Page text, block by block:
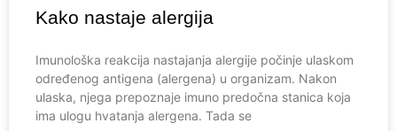
Kako nastaje alergija
Imunološka reakcija nastajanja alergije počinje ulaskom
određenog antigena (alergena) u organizam. Nakon
ulaska, njega prepoznaje imuno predočna stanica koja
ima ulogu hvatanja alergena. Tada se